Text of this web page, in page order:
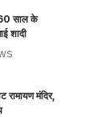
साल के
शादी
रामायण मंदिर,